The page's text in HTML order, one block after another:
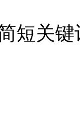
短关键